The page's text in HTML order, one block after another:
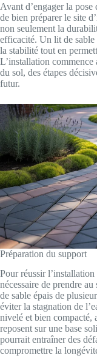
Avant d’engager la
de bien préparer le site
non seulement la
efficacité. Un lit de sable
la stabilité tout en
L’installation
du sol, des étapes
futur.
Préparation du support
Pour réussir
nécessaire de prendre
de sable épais de
éviter la stagnation de
nivelé et bien compacté,
reposent sur une base
pourrait entraîner des
compromettre la